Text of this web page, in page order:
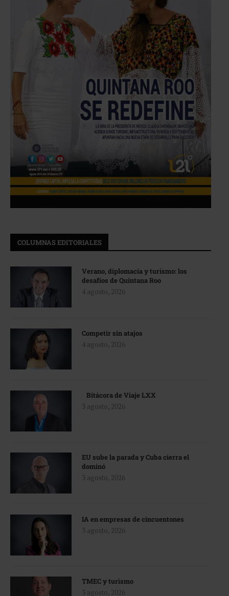
COLUMNAS EDITORIALES
Verano, diplomacia y turismo: los
desafíos de Quintana Roo
4 agosto, 2026
Competir sin atajos
4 agosto, 2026
Bitácora de Viaje LXX
3 agosto, 2026
EU sube la parada y Cuba cierra el
dominó
3 agosto, 2026
IA en empresas de cincuentones
3 agosto, 2026
TMEC y turismo
3 agosto, 2026